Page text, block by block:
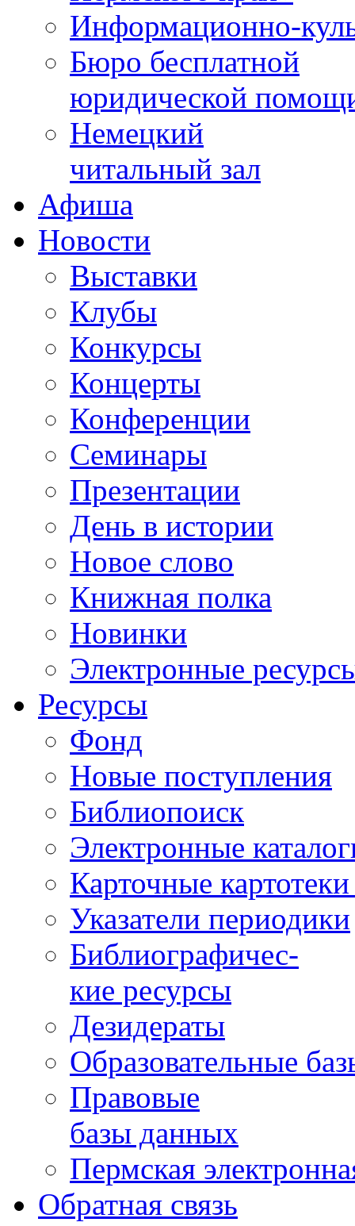
Информационно-
Бюро бесплатной
юридической
Немецкий
читальный зал
Афиша
Новости
Выставки
Клубы
Конкурсы
Концерты
Конференции
Семинары
Презентации
День в истории
Новое слово
Книжная полка
Новинки
Электронные
Ресурсы
Фонд
Новые поступления
Библиопоиск
Электронные
Карточные
Указатели периодики
Библиографичес-
кие ресурсы
Дезидераты
Образовательные
Правовые
базы данных
Пермская
Обратная связь